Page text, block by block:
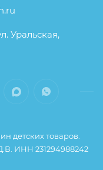
Уральская,
детских товаров.
ИНН 231294988242